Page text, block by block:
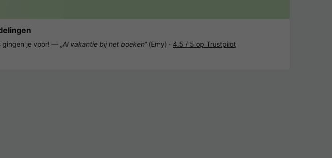
gingen je voor! — „Al vakantie bij het boeken“(Emy) · 4.5 / 5 op Trustpilot